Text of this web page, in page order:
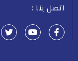
اتصل بنا :